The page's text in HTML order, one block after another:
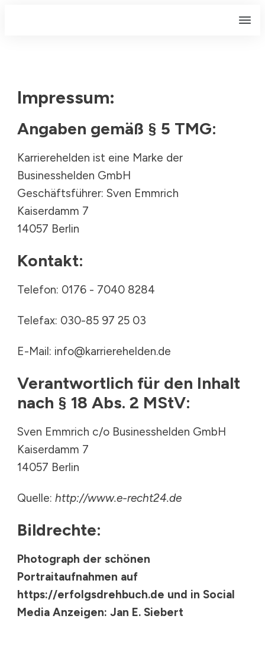
Impressum:
Angaben gemäß § 5 TMG:
Karrierehelden ist eine Marke der
Businesshelden GmbH
Geschäftsführer: Sven Emmrich
Kaiserdamm 7
14057 Berlin
Kontakt:
Telefon: 0176 - 7040 8284
Telefax: 030-85 97 25 03
E-Mail: info@karrierehelden.de
Verantwortlich für den Inhalt
nach § 18 Abs. 2 MStV:
Sven Emmrich c/o Businesshelden GmbH
Kaiserdamm 7
14057 Berlin
Quelle: http://www.e-recht24.de
Bildrechte:
Photograph der schönen
Portraitaufnahmen auf
https://erfolgsdrehbuch.de und in Social
Media Anzeigen: Jan E. Siebert